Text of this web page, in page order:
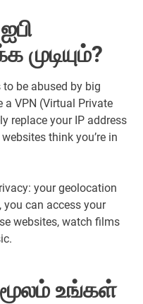
to be abused by big
a VPN (Virtual Private
replace your IP address
think you’re in
your geolocation
you can access your
websites, watch films
உங்கள்